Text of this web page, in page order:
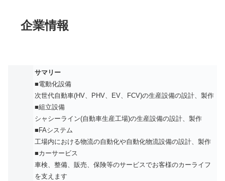
企業情報
サマリー
■電動化設備
次世代自動車(HV、PHV、EV、FCV)の生産設備の設計、製作
■組立設備
シャシーライン(自動車生産工場)の生産設備の設計、製作
■FAシステム
工場内における物流の自動化や自動化物流設備の設計、製作
■カーサービス
車検、整備、販売、保険等のサービスでお客様のカーライフ
を支えます